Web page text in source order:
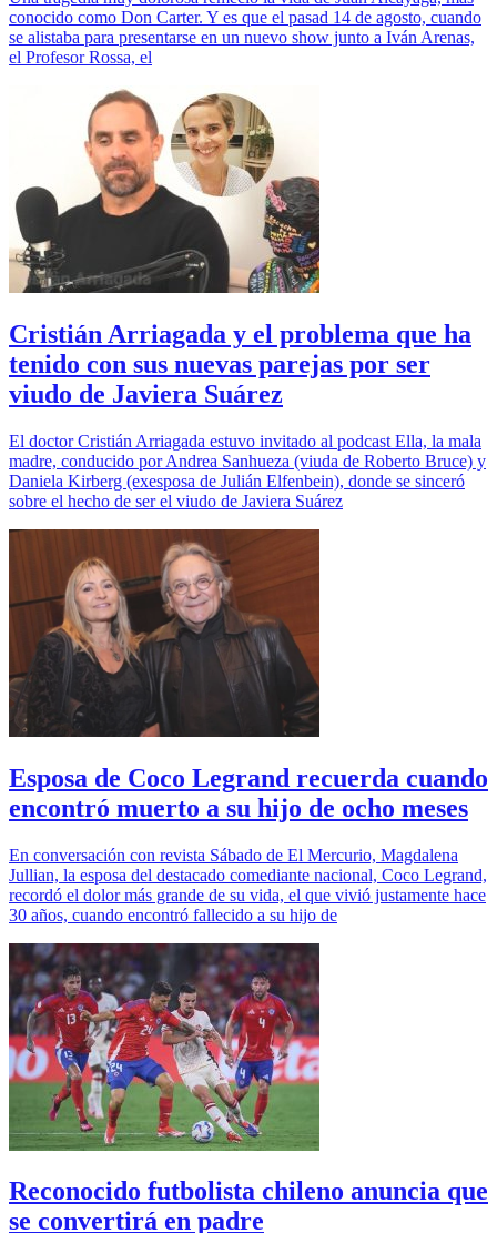
conocido como Don Carter. Y es que el pasad 14 de agosto, cuando
se alistaba para presentarse en un nuevo show junto a Iván Arenas,
el Profesor Rossa, el
Cristián Arriagada y el problema que ha
tenido con sus nuevas parejas por ser
viudo de Javiera Suárez
El doctor Cristián Arriagada estuvo invitado al podcast Ella, la mala
madre, conducido por Andrea Sanhueza (viuda de Roberto Bruce) y
Daniela Kirberg (exesposa de Julián Elfenbein), donde se sinceró
sobre el hecho de ser el viudo de Javiera Suárez
Esposa de Coco Legrand recuerda cuando
encontró muerto a su hijo de ocho meses
En conversación con revista Sábado de El Mercurio, Magdalena
Jullian, la esposa del destacado comediante nacional, Coco Legrand,
recordó el dolor más grande de su vida, el que vivió justamente hace
30 años, cuando encontró fallecido a su hijo de
Reconocido futbolista chileno anuncia que
se convertirá en padre